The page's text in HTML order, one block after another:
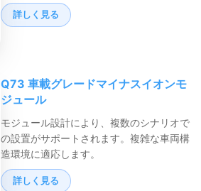
詳しく見る
Q73 車載グレードマイナスイオンモ
ジュール
モジュール設計により、複数のシナリオで
の設置がサポートされます。複雑な車両構
造環境に適応します。
詳しく見る